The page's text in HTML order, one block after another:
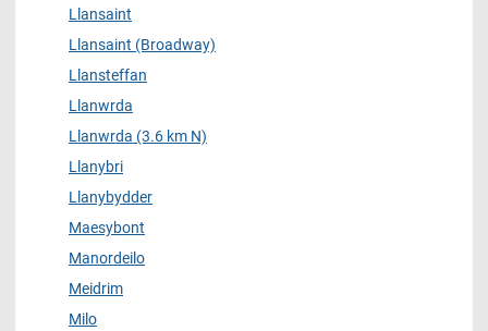
Llansaint
Llansaint (Broadway)
Llansteffan
Llanwrda
Llanwrda (3.6 km N)
Llanybri
Llanybydder
Maesybont
Manordeilo
Meidrim
Milo